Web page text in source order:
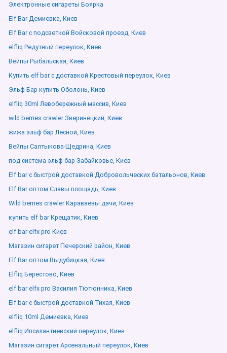
Электронные сигареты Боярка
Elf Bar Демиевка, Киев
Elf Bar с подсветкой Войсковой проезд, Киев
elfliq Редутный переулок, Киев
Вейпы Рыбальская, Киев
Купить elf bar с доставкой Крестовый переулок, Киев
Эльф Бар купить Оболонь, Киев
elfliq 30ml Левобережный массив, Киев
wild berries crawler Зверинецкий, Киев
жижа эльф бар Лесной, Киев
Вейпы Салтыкова-Щедрина, Киев
под система эльф бар Забайковье, Киев
Elf bar с быстрой доставкой Добровольческих батальонов, Киев
Elf Bar оптом Славы площадь, Киев
Wild berries crawler Караваевы дачи, Киев
купить elf bar Крещатик, Киев
elf bar elfx pro Киев
Магазин сигарет Печерский район, Киев
Elf Bar оптом Выдубицкая, Киев
Elfliq Берестово, Киев
elf bar elfx pro Василия Тютюнника, Киев
Elf bar с быстрой доставкой Тихая, Киев
elfliq 10ml Демиевка, Киев
elfliq Ипсилантиевский переулок, Киев
Магазин сигарет Арсенальный переулок, Киев